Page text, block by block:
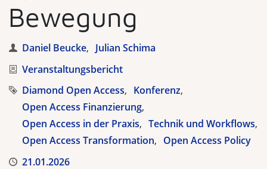
Bewegung
Autoren
Daniel Beucke
Julian Schima
Kategorie
Veranstaltungsbericht
Tags
Diamond Open Access
Konferenz
Open Access Finanzierung
Open Access in der Praxis
Technik und Workflows
Open Access Transformation
Open Access Policy
Veröffentlicht
21.01.2026